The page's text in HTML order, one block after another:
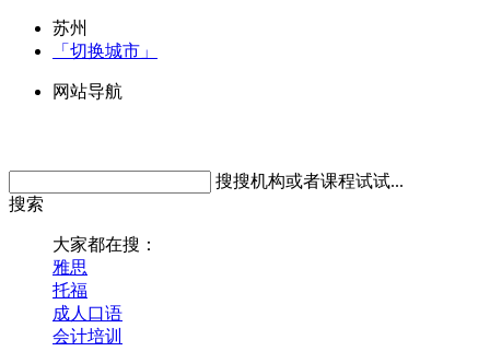
苏州
「切换城市」
网站导航
搜搜机构或者课程试试...
搜索
大家都在搜：
雅思
托福
成人口语
会计培训